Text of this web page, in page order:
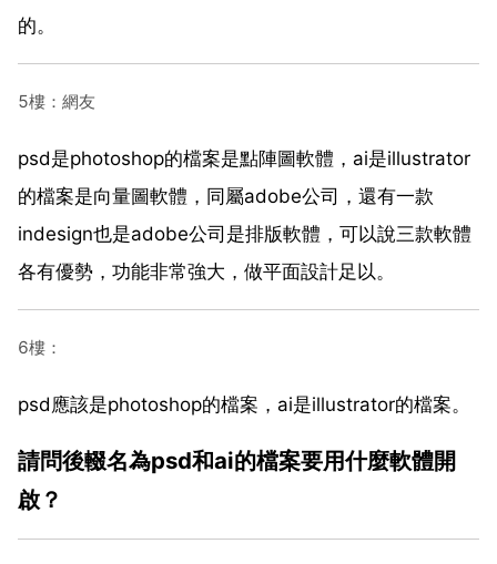
的。
5樓：網友
psd是photoshop的檔案是點陣圖軟體，ai是illustrator
的檔案是向量圖軟體，同屬adobe公司，還有一款
indesign也是adobe公司是排版軟體，可以說三款軟體
各有優勢，功能非常強大，做平面設計足以。
6樓：
psd應該是photoshop的檔案，ai是illustrator的檔案。
請問後輟名為psd和ai的檔案要用什麼軟體開
啟？